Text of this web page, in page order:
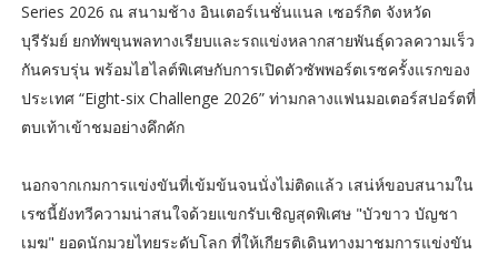
Series 2026 ณ สนามช้าง อินเตอร์เนชั่นแนล เซอร์กิต จังหวัด
บุรีรัมย์ ยกทัพขุนพลทางเรียบและรถแข่งหลากสายพันธุ์ดวลความเร็ว
กันครบรุ่น พร้อมไฮไลต์พิเศษกับการเปิดตัวซัพพอร์ตเรซครั้งแรกของ
ประเทศ “Eight-six Challenge 2026” ท่ามกลางแฟนมอเตอร์สปอร์ตที่
ตบเท้าเข้าชมอย่างคึกคัก
นอกจากเกมการแข่งขันที่เข้มข้นจนนั่งไม่ติดแล้ว เสน่ห์ขอบสนามใน
เรซนี้ยังทวีความน่าสนใจด้วยแขกรับเชิญสุดพิเศษ "บัวขาว บัญชา
เมฆ" ยอดนักมวยไทยระดับโลก ที่ให้เกียรติเดินทางมาชมการแข่งขัน